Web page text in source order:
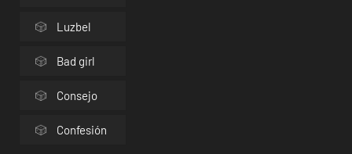
Luzbel
Bad girl
Consejo
Confesión